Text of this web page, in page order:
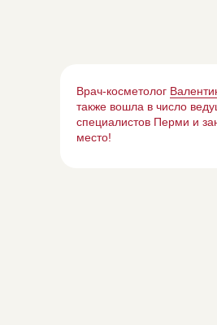
Врач-косметолог
также вошла в число
специалистов Перми и
место!